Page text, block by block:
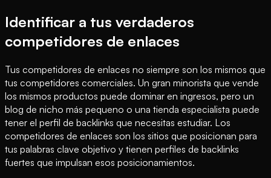
Identificar a tus verdaderos
competidores de enlaces
Tus competidores de enlaces no siempre son los mismos que
tus competidores comerciales. Un gran minorista que vende
los mismos productos puede dominar en ingresos, pero un
blog de nicho más pequeno o una tienda especialista puede
tener el perfil de backlinks que necesitas estudiar. Los
competidores de enlaces son los sitios que posicionan para
tus palabras clave objetivo y tienen perfiles de backlinks
fuertes que impulsan esos posicionamientos.